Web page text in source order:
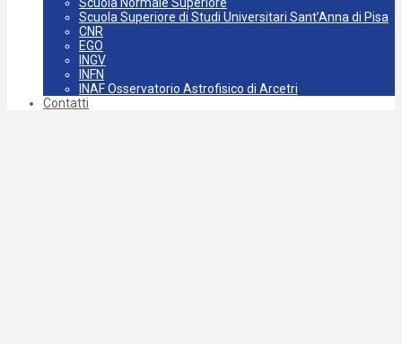
Scuola Superiore di Studi Universitari Sant’Anna di Pisa
CNR
EGO
INGV
INFN
INAF Osservatorio Astrofisico di Arcetri
Contatti